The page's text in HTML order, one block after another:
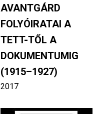
AVANTGÁRD
FOLYÓIRATAI A
TETT-TŐL A
DOKUMENTUMIG
(1915–1927)
2017